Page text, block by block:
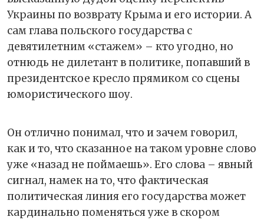
Украины по возврату Крыма и его истории. А
сам глава польского государства с
девятилетним «стажем» – кто угодно, но
отнюдь не дилетант в политике, попавший в
президентское кресло прямиком со сцены
юмористического шоу.
Он отлично понимал, что и зачем говорил,
как и то, что сказанное на таком уровне слово
уже «назад не поймаешь». Его слова – явный
сигнал, намек на то, что фактическая
политическая линия его государства может
кардинально поменяться уже в скором